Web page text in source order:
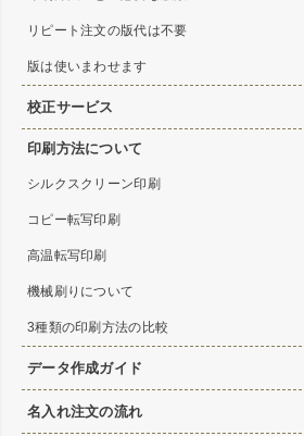
リピート注文の版代は不要
版は使いまわせます
校正サービス
印刷方法について
シルクスクリーン印刷
コピー転写印刷
高温転写印刷
機械刷りについて
3種類の印刷方法の比較
データ作成ガイド
名入れ注文の流れ